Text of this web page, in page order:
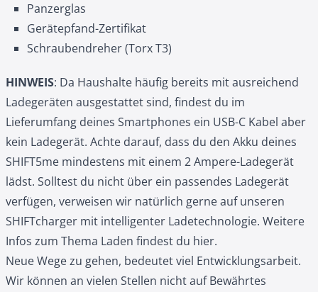
Panzerglas
Gerätepfand-Zertifikat
Schraubendreher (Torx T3)
HINWEIS: Da Haushalte häufig bereits mit ausreichend
Ladegeräten ausgestattet sind, findest du im
Lieferumfang deines Smartphones ein USB-C Kabel aber
kein Ladegerät. Achte darauf, dass du den Akku deines
SHIFT5me mindestens mit einem 2 Ampere-Ladegerät
lädst. Solltest du nicht über ein passendes Ladegerät
verfügen, verweisen wir natürlich gerne auf unseren
SHIFTcharger mit intelligenter Ladetechnologie. Weitere
Infos zum Thema Laden findest du hier.
Neue Wege zu gehen, bedeutet viel Entwicklungsarbeit.
Wir können an vielen Stellen nicht auf Bewährtes